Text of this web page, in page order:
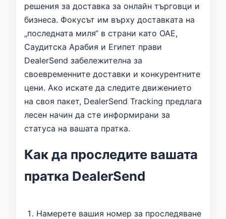
решения за доставка за онлайн търговци и
бизнеса. Фокусът им върху доставката на
„последната миля“ в страни като ОАЕ,
Саудитска Арабия и Египет прави
DealerSend забележителна за
своевременните доставки и конкурентните
цени. Ако искате да следите движението
на своя пакет, DealerSend Tracking предлага
лесен начин да сте информирани за
статуса на вашата пратка.
Как да проследите вашата
пратка DealerSend
Намерете вашия номер за проследяване